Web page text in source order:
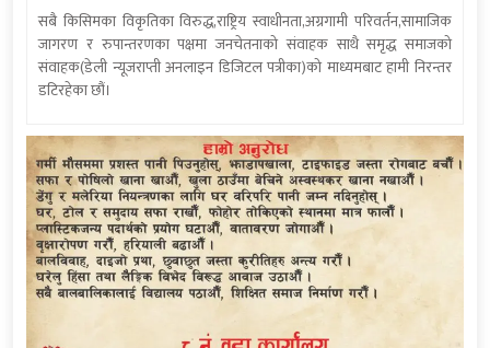
सबै किसिमका विकृतिका विरुद्ध,राष्ट्रिय स्वाधीनता,अग्रगामी परिवर्तन,सामाजिक
जागरण र रुपान्तरणका पक्षमा जनचेतनाको संवाहक साथै समृद्ध समाजको
संवाहक(डेली न्यूजराप्ती अनलाइन डिजिटल पत्रीका)को माध्यमबाट हामी निरन्तर
डटिरहेका छौं।